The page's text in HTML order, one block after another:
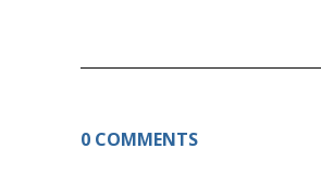
0 COMMENTS